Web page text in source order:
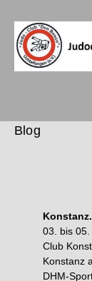
Blog
Konstanz.
03. bis
Club
Konstanz
DHM-